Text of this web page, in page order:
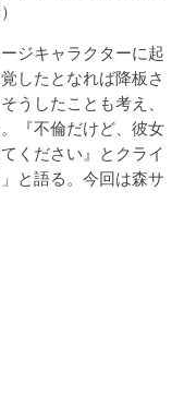
ジキャラクターに起
したとなれば降板さ
うしたことも考え、
『不倫だけど、彼女
ください』とクライ
と語る。今回は森サ